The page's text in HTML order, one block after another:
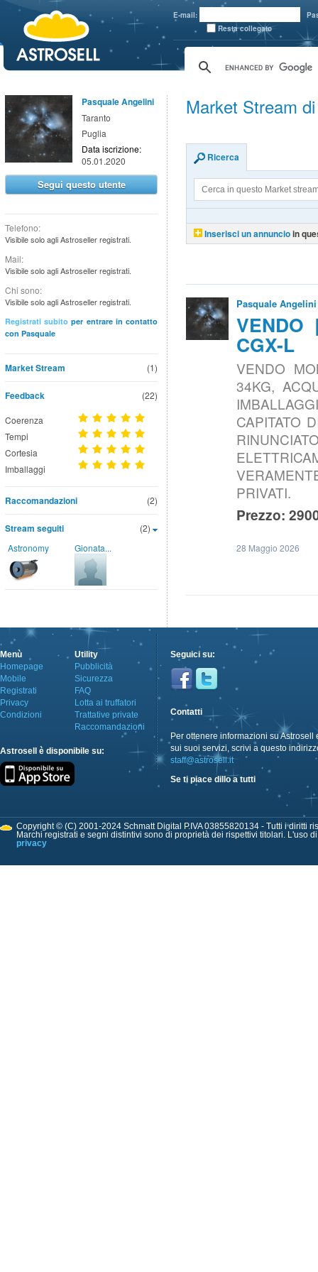
E-mail:
Resta collegato
Pasquale Angelini
Taranto
Puglia
Data iscrizione:
05.01.2020
Segui questo utente
Telefono:
Visibile solo agli Astroseller registrati.
Mail:
Visibile solo agli Astroseller registrati.
Chi sono:
Visibile solo agli Astroseller registrati.
Registrati subito per entrare in contatto
con Pasquale
(1)
Market Stream
Feedback (22)
Coerenza
Tempi
Cortesia
Imballaggi
(2)
Raccomandazioni
(2)
Stream seguiti
Astronomy Gionata...
Market Stream
Ricerca
Inserisci un annuncioin
Pasquale Angelini
VENDO
CGX-L
VENDO
34KG,
CAPITATO
PRIVATI.
Prezzo:
28 Maggio 2026
Menù
Homepage
Mobile
Registrati
Privacy
Condizioni
Utility
Pubblicità
Sicurezza
FAQ
Lotta ai truffatori
Trattative private
Raccomandazioni
Astrosell è disponibile su:
Seguici su:
Contatti
Per ottenere informazioni su Astrosell
sui suoi servizi, scrivi a questo
staff@astrosell.it
Se ti piace dillo a tutti
Copyright © (C) 2001-2024 Schmatt Digital P.IVA 03855820134 - Tutti i diritti
Marchi registrati e segni distintivi sono di proprietà dei rispettivi titolari. L'uso
privacy